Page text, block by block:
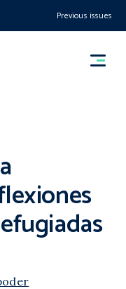
Previous issues